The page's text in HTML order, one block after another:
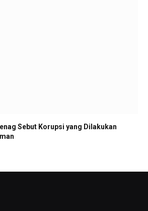
Sebut Korupsi yang Dilakukan